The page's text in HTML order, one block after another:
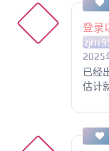
登录
2025
已经
估计